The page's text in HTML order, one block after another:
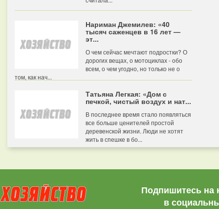
Нариман Джемилев: «40
тысяч саженцев в 16 лет —
эт...
О чем сейчас мечтают подростки? О
дорогих вещах, о мотоциклах - обо
всем, о чем угодно, но только не о
том, как нач...
Татьяна Легкая: «Дом с
печкой, чистый воздух и нат...
В последнее время стало появляться
все больше ценителей простой
деревенской жизни. Люди не хотят
жить в спешке в бо...
Подпишитесь на
в